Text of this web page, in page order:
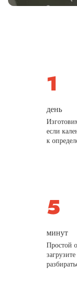
день
если
к
минут
Простой